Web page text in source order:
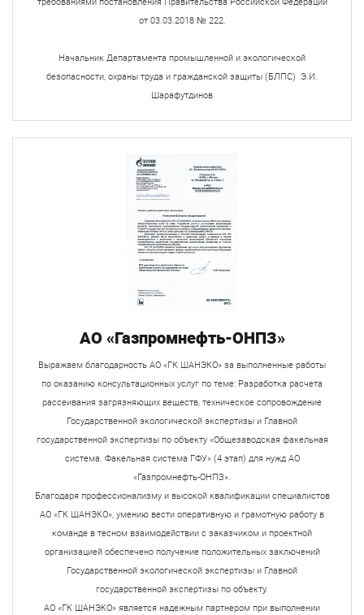
от 03.03.2018 № 222.
Начальник Департамента промышленной и экологической
безопасности, охраны труда и гражданской защиты (БЛПС) Э.И.
Шарафутдинов
АО «Газпромнефть-ОНПЗ»
Выражаем благодарность АО «ГК ШАНЭКО» за выполненные работы
по оказанию консультационных услуг по теме: Разработка расчета
рассеивания загрязняющих веществ, техническое сопровождение
Государственной экологической экспертизы и Главной
государственной экспертизы по объекту «Общезаводская факельная
система. Факельная система ГФУ» (4 этап) для нужд АО
«Газпромнефть-ОНПЗ».
Благодаря профессионализму и высокой квалификации специалистов
АО «ГК ШАНЭКО», умению вести оперативную и грамотную работу в
команде в тесном взаимодействии с заказчиком и проектной
организацией обеспечено получение положительных заключений
Государственной экологической экспертизы и Главной
государственной экспертизы по объекту.
АО «ГК ШАНЭКО» является надежным партнером при выполнении